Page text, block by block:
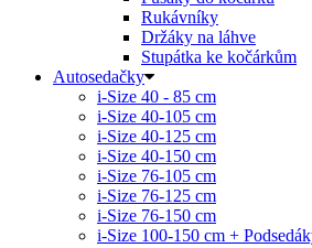
Rukávníky
Držáky na láhve
Stupátka ke kočárkům
Autosedačky
i-Size 40 - 85 cm
i-Size 40-105 cm
i-Size 40-125 cm
i-Size 40-150 cm
i-Size 76-105 cm
i-Size 76-125 cm
i-Size 76-150 cm
i-Size 100-150 cm +